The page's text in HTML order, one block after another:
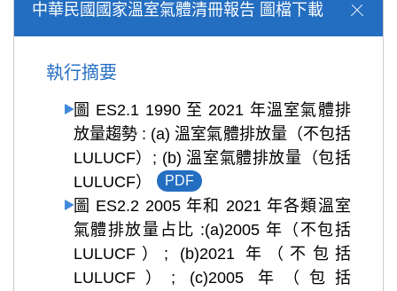
中華民國國家溫室氣體清冊報告 圖檔下載
執行摘要
圖 ES2.1 1990 至 2021 年溫室氣體排
放量趨勢 : (a) 溫室氣體排放量（不包括
LULUCF）; (b) 溫室氣體排放量（包括
LULUCF）
PDF
圖 ES2.2 2005 年和 2021 年各類溫室
氣體排放量占比 :(a)2005 年（不包括
LULUCF）; (b)2021 年（不包括
LULUCF）; (c)2005 年（包括